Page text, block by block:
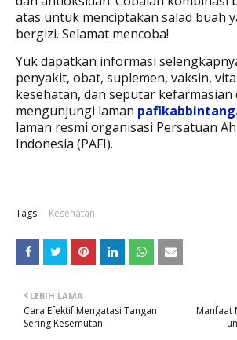
atas untuk menciptakan salad buah
bergizi. Selamat mencoba!
Yuk dapatkan informasi
penyakit, obat, suplemen, vaksin,
kesehatan, dan seputar kefarmasian
mengunjungi laman
laman resmi organisasi Persatuan
Indonesia (PAFI).
Tags: Kesehatan
Manfaat
LEBIH LAMA
Cara Efektif Mengatasi Tangan
Sering Kesemutan